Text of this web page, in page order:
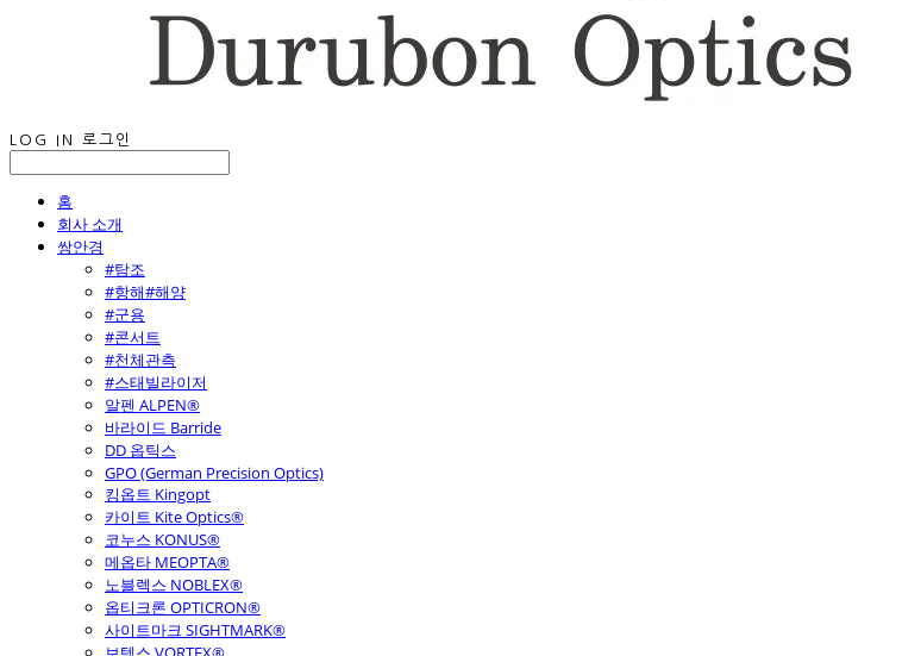
LOG IN 로그인
홈
회사 소개
쌍안경
#탐조
#항해#해양
#군용
#콘서트
#천체관측
#스태빌라이저
알펜 ALPEN®
바라이드 Barride
DD 옵틱스
GPO (German Precision Optics)
킹옵트 Kingopt
카이트 Kite Optics®
코누스 KONUS®
메옵타 MEOPTA®
노블렉스 NOBLEX®
옵티크론 OPTICRON®
사이트마크 SIGHTMARK®